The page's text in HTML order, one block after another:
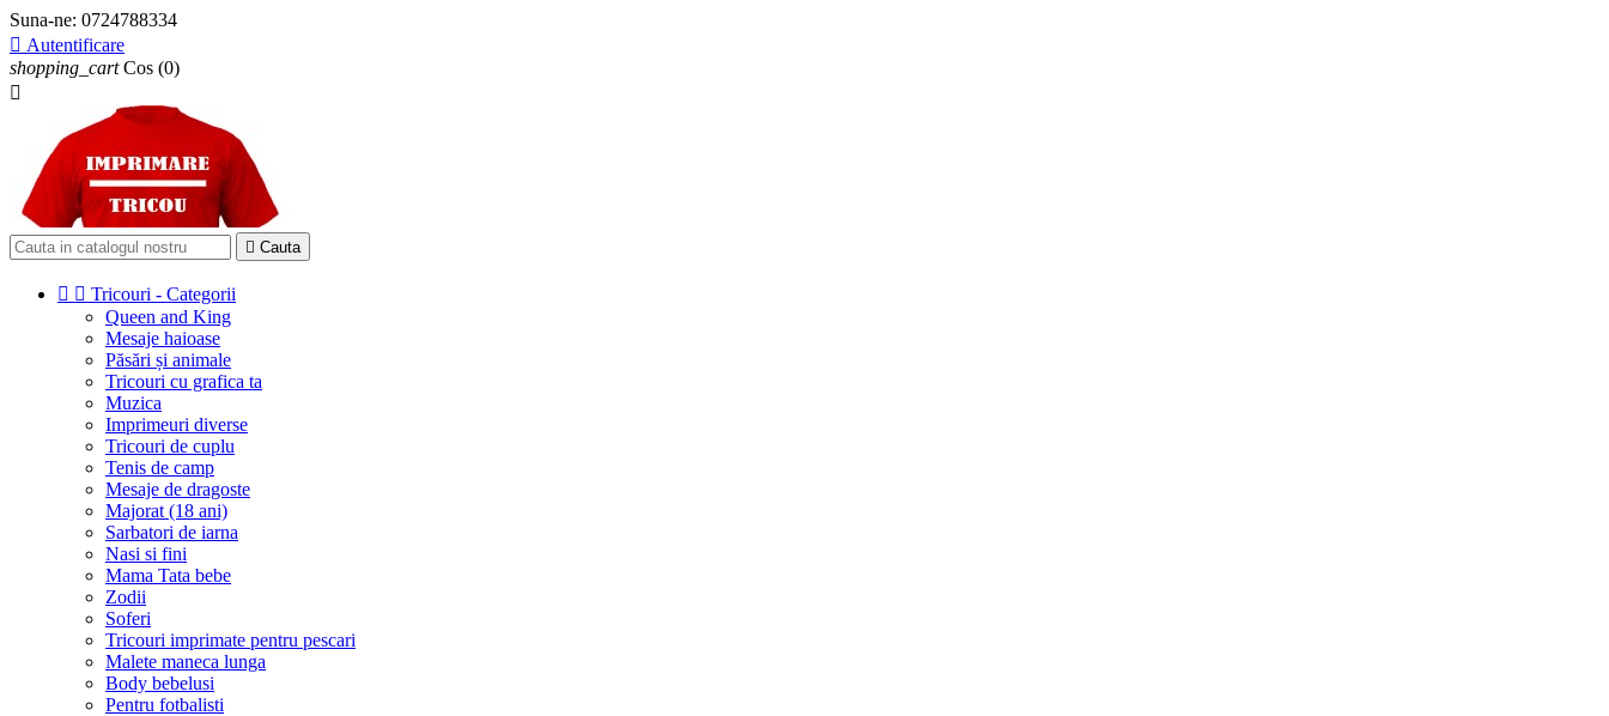
Suna-ne: 0724788334
 Autentificare
shopping_cart Cos (0)

 Cauta
  Tricouri - Categorii
Queen and King
Mesaje haioase
Păsări și animale
Tricouri cu grafica ta
Muzica
Imprimeuri diverse
Tricouri de cuplu
Tenis de camp
Mesaje de dragoste
Majorat (18 ani)
Sarbatori de iarna
Nasi si fini
Mama Tata bebe
Zodii
Soferi
Tricouri imprimate pentru pescari
Malete maneca lunga
Body bebelusi
Pentru fotbalisti